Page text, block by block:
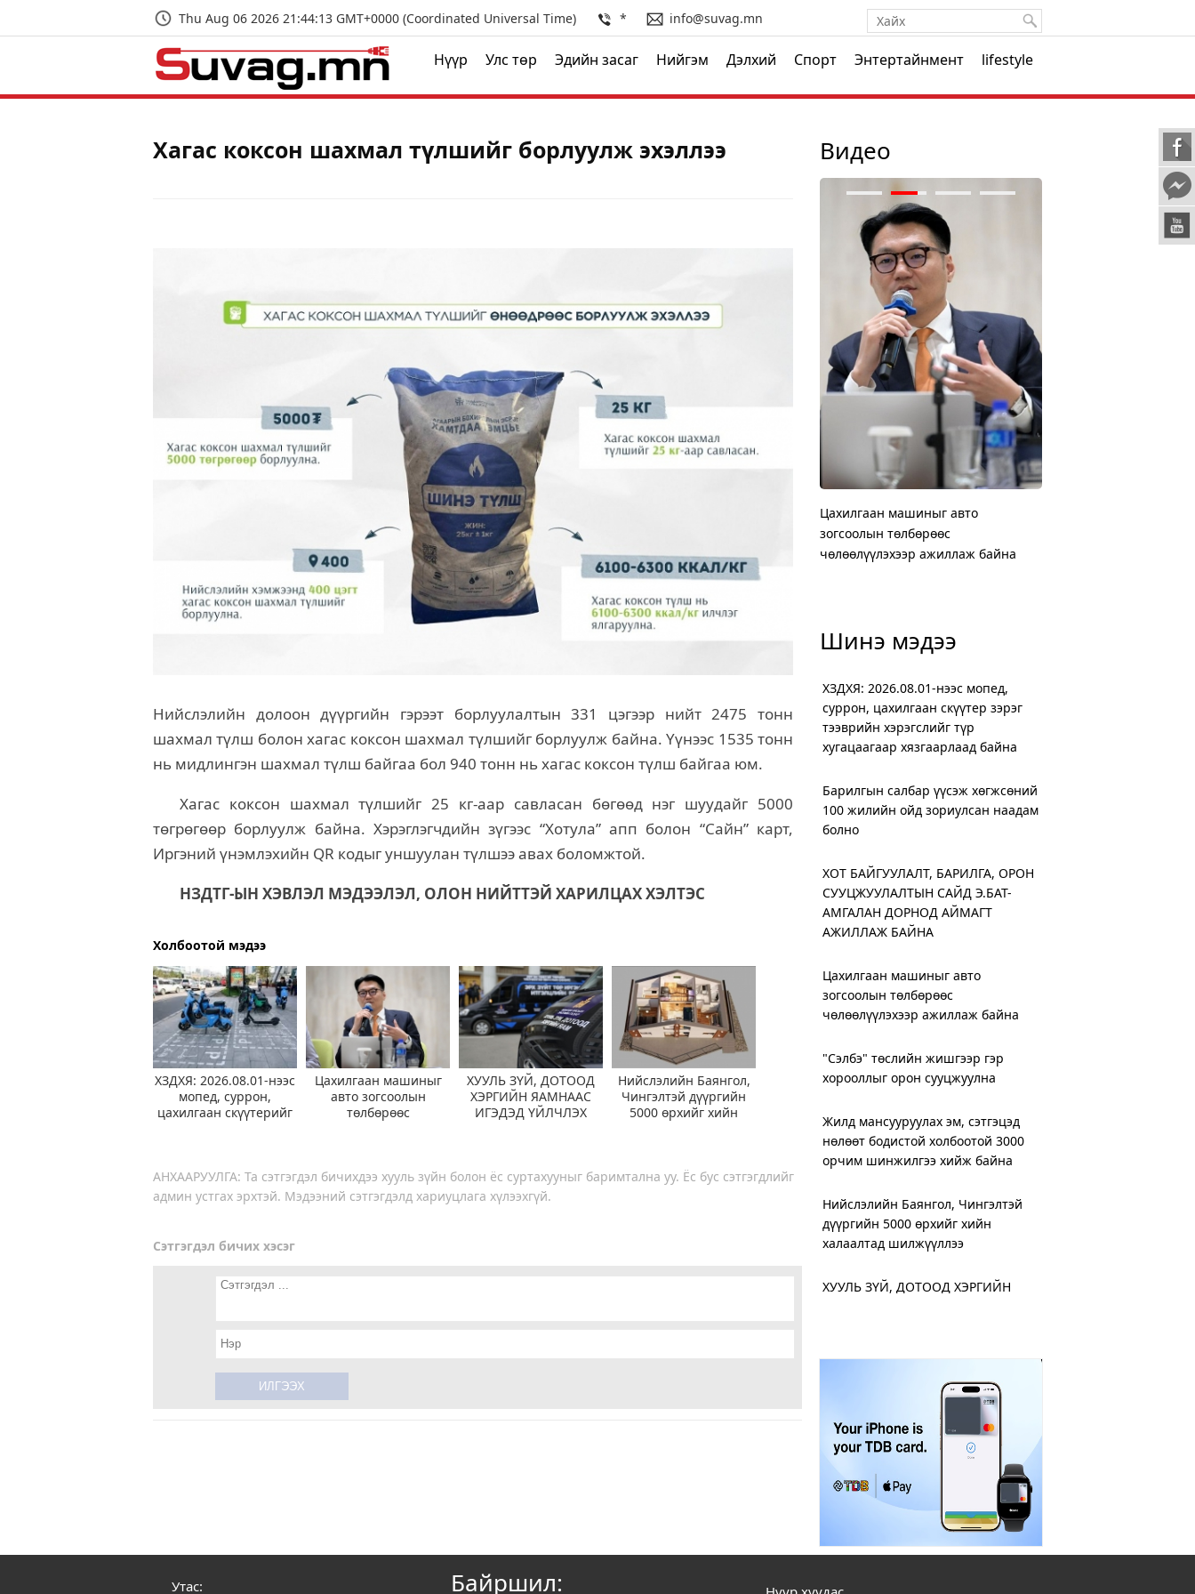
Thu Aug 06 2026 21:44:13 GMT+0000 (Coordinated Universal Time) * info@suvag.mn
Нүүр Улс төр Эдийн засаг Нийгэм Дэлхий Спорт Энтертайнмент lifestyle
Хагас коксон шахмал түлшийг борлуулж эхэллээ
Нийслэлийн долоон дүүргийн гэрээт борлуулалтын 331 цэгээр нийт 2475 тонн
шахмал түлш болон хагас коксон шахмал түлшийг борлуулж байна. Үүнээс 1535 тонн
нь мидлингэн шахмал түлш байгаа бол 940 тонн нь хагас коксон түлш байгаа юм.
Хагас коксон шахмал түлшийг 25 кг-аар савласан бөгөөд нэг шуудайг 5000
төгрөгөөр борлуулж байна. Хэрэглэгчдийн зүгээс “Хотула” апп болон “Сайн” карт,
Иргэний үнэмлэхийн QR кодыг уншуулан түлшээ авах боломжтой.
НЗДТГ-ЫН ХЭВЛЭЛ МЭДЭЭЛЭЛ, ОЛОН НИЙТТЭЙ ХАРИЛЦАХ ХЭЛТЭС
Холбоотой мэдээ
ХЗДХЯ: 2026.08.01-нээс
мопед, суррон,
цахилгаан скүүтерийг
Цахилгаан машиныг
авто зогсоолын
төлбөрөөс
ХУУЛЬ ЗҮЙ, ДОТООД
ХЭРГИЙН ЯАМНААС
ИГЭДЭД ҮЙЛЧЛЭХ
Нийслэлийн Баянгол,
Чингэлтэй дүүргийн
5000 өрхийг хийн
АНХААРУУЛГА: Та сэтгэгдэл бичихдээ хууль зүйн болон ёс суртахууныг баримтална уу. Ёс бус сэтгэгдлийг
админ устгах эрхтэй. Мэдээний сэтгэгдэлд хариуцлага хүлээхгүй.
Сэтгэгдэл бичих хэсэг
Видео
Цахилгаан машиныг авто
зогсоолын төлбөрөөс
чөлөөлүүлэхээр ажиллаж байна
Шинэ мэдээ
ХЗДХЯ: 2026.08.01-нээс мопед,
суррон, цахилгаан скүүтер зэрэг
тээврийн хэрэгслийг түр
хугацаагаар хязгаарлаад байна
Барилгын салбар үүсэж хөгжсөний
100 жилийн ойд зориулсан наадам
болно
ХОТ БАЙГУУЛАЛТ, БАРИЛГА, ОРОН
СУУЦЖУУЛАЛТЫН САЙД Э.БАТ-
АМГАЛАН ДОРНОД АЙМАГТ
АЖИЛЛАЖ БАЙНА
Цахилгаан машиныг авто
зогсоолын төлбөрөөс
чөлөөлүүлэхээр ажиллаж байна
"Сэлбэ" төслийн жишгээр гэр
хорооллыг орон сууцжуулна
Жилд мансууруулах эм, сэтгэцэд
нөлөөт бодистой холбоотой 3000
орчим шинжилгээ хийж байна
Нийслэлийн Баянгол, Чингэлтэй
дүүргийн 5000 өрхийг хийн
халаалтад шилжүүллээ
ХУУЛЬ ЗҮЙ, ДОТООД ХЭРГИЙН
Дамбадаржаа дулааны станцад 10
дугаар сард тохируулга хийж, энэ
онд ашиглалтад оруулна
ХЗДХ-ийн сайд С.Амарсайхан:
Монгол Улсын цахим хэрэглэгчид
дунд 400,000 хуурамч хаяг байн
Хот нийтийн аж ахуйн салбарт 300
Утас: Байршил: